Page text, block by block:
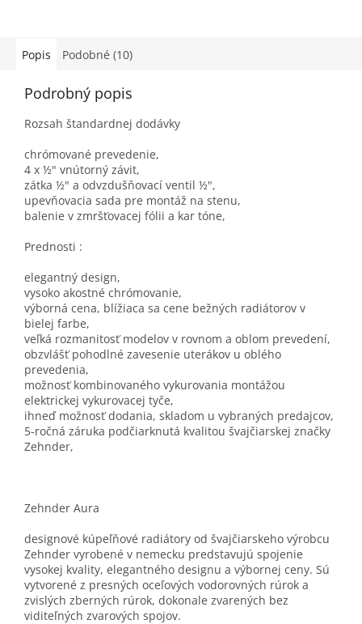
Popis Podobné (10)
Podrobný popis
Rozsah štandardnej dodávky
chrómované prevedenie,
4 x ½" vnútorný závit,
zátka ½" a odvzdušňovací ventil ½",
upevňovacia sada pre montáž na stenu,
balenie v zmršťovacej fólii a kar tóne,
Prednosti :
elegantný design,
vysoko akostné chrómovanie,
výborná cena, blížiaca sa cene bežných radiátorov v
bielej farbe,
veľká rozmanitosť modelov v rovnom a oblom prevedení,
obzvlášť pohodlné zavesenie uterákov u oblého
prevedenia,
možnosť kombinovaného vykurovania montážou
elektrickej vykurovacej tyče,
ihneď možnosť dodania, skladom u vybraných predajcov,
5-ročná záruka podčiarknutá kvalitou švajčiarskej značky
Zehnder,
Zehnder Aura
designové kúpeľňové radiátory od švajčiarskeho výrobcu
Zehnder vyrobené v nemecku predstavujú spojenie
vysokej kvality, elegantného designu a výbornej ceny. Sú
vytvorené z presných oceľových vodorovných rúrok a
zvislých zberných rúrok, dokonale zvarených bez
viditeľných zvarových spojov.